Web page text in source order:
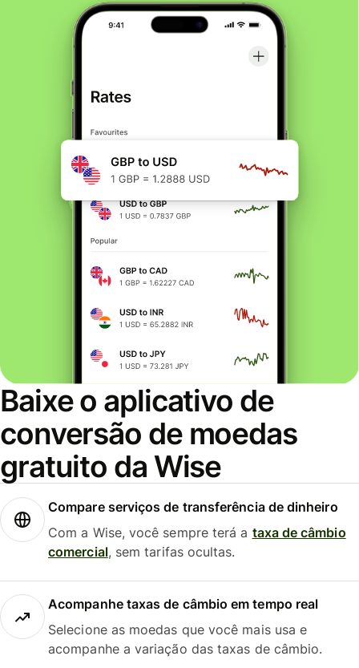
Baixe o aplicativo de
conversão de moedas
gratuito da Wise
Compare serviços de transferência de dinheiro
Com a Wise, você sempre terá a taxa de câmbio
comercial, sem tarifas ocultas.
Acompanhe taxas de câmbio em tempo real
Selecione as moedas que você mais usa e
acompanhe a variação das taxas de câmbio.